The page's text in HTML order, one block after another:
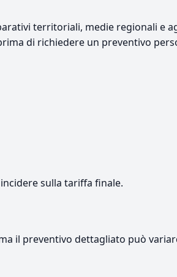
territoriali, medie regionali e
di richiedere un preventivo
sulla tariffa finale.
il preventivo dettagliato può